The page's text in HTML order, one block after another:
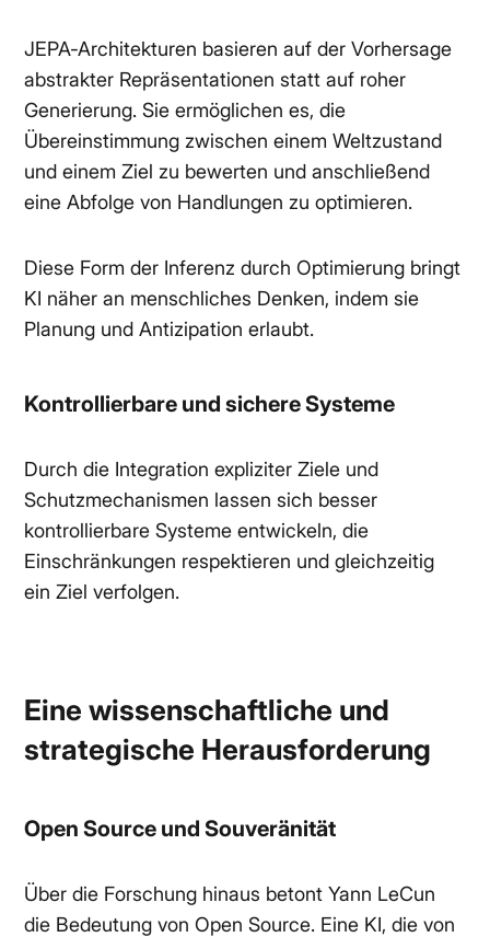
JEPA-Architekturen basieren auf der Vorhersage
abstrakter Repräsentationen statt auf roher
Generierung. Sie ermöglichen es, die
Übereinstimmung zwischen einem Weltzustand
und einem Ziel zu bewerten und anschließend
eine Abfolge von Handlungen zu optimieren.
Diese Form der Inferenz durch Optimierung bringt
KI näher an menschliches Denken, indem sie
Planung und Antizipation erlaubt.
Kontrollierbare und sichere Systeme
Durch die Integration expliziter Ziele und
Schutzmechanismen lassen sich besser
kontrollierbare Systeme entwickeln, die
Einschränkungen respektieren und gleichzeitig
ein Ziel verfolgen.
Eine wissenschaftliche und
strategische Herausforderung
Open Source und Souveränität
Über die Forschung hinaus betont Yann LeCun
die Bedeutung von Open Source. Eine KI, die von